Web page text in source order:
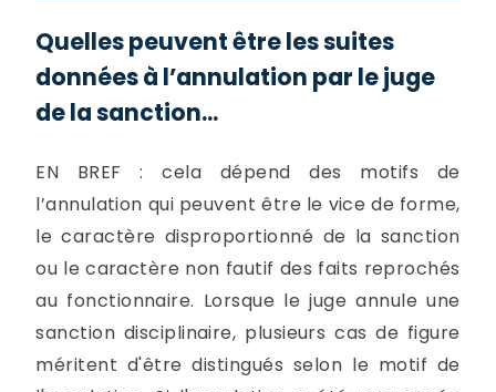
Quelles peuvent être les suites
données à l’annulation par le juge
de la sanction...
EN BREF : cela dépend des motifs de
l’annulation qui peuvent être le vice de forme,
le caractère disproportionné de la sanction
ou le caractère non fautif des faits reprochés
au fonctionnaire. Lorsque le juge annule une
sanction disciplinaire, plusieurs cas de figure
méritent d'être distingués selon le motif de